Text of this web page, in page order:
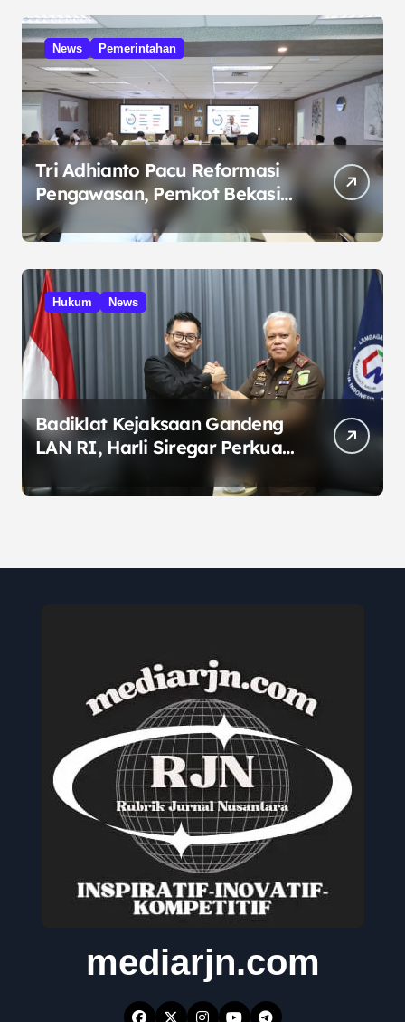
News Pemerintahan
Tri Adhianto Pacu Reformasi
Pengawasan, Pemkot Bekasi
Targetkan Skor MCSP KPK
Naik
Hukum News
Badiklat Kejaksaan Gandeng
LAN RI, Harli Siregar Perkuat
SDM Penegak Hukum
mediarjn.com